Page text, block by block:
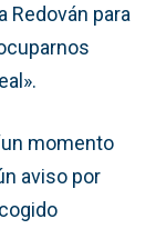
Redován para
momento
aviso por